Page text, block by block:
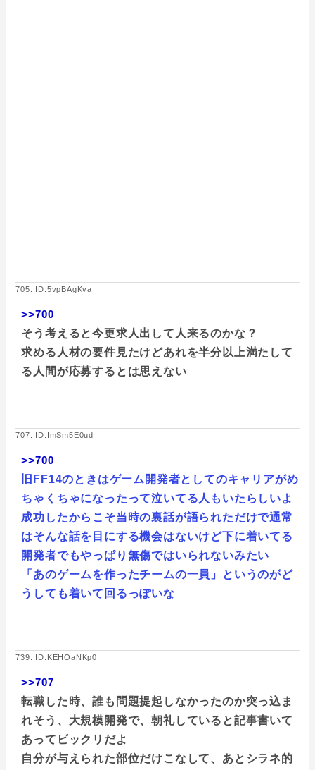
705: ID:5vpBAgKva
>>700
そう考えると今更求人出して人来るのかな？
求める人材の要件見たけどあれを半分以上満たして
る人間が応募するとは思えない
707: ID:ImSm5E0ud
>>700
旧FF14のときはゲーム開発者としてのキャリアがめ
ちゃくちゃになったって泣いてる人もいたらしいよ
成功したからこそ当時の裏話が語られただけで通常
はそんな話を目にする機会はないけど下に着いてる
開発者でもやっぱり無傷ではいられないみたい
「あのゲームを作ったチームの一員」というのがど
うしても着いて回るっぽいな
739: ID:KEHOaNKp0
>>707
転職した時、誰も問題提起しなかったのか突っ込ま
れそう、大規模開発で、朝礼していると記事書いて
あってビックリだよ
自分が与えられた部位だけこなして、あとシラネ的